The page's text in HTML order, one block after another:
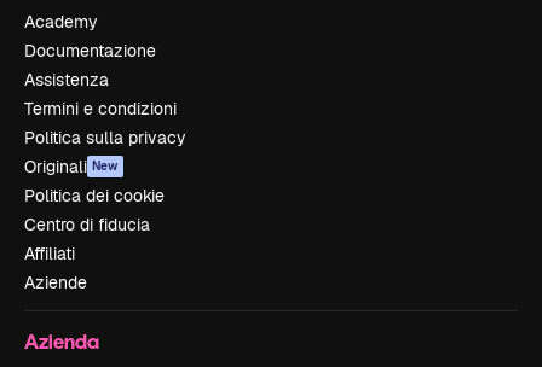
Academy
Documentazione
Assistenza
Termini e condizioni
Politica sulla privacy
Originali New
Politica dei cookie
Centro di fiducia
Affiliati
Aziende
Azienda